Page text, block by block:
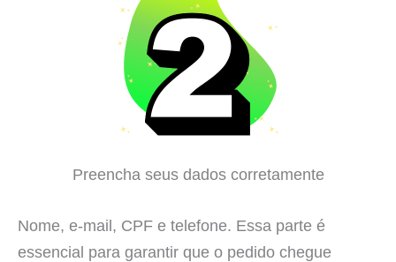
Preencha seus dados corretamente
Nome, e-mail, CPF e telefone. Essa parte é
essencial para garantir que o pedido chegue